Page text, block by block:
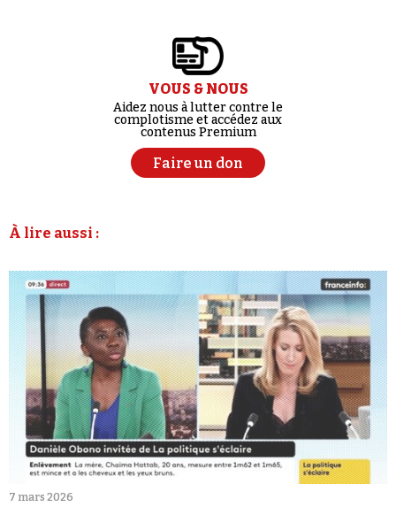
VOUS & NOUS
Aidez nous à lutter contre le
complotisme et accédez aux
contenus Premium
Faire un don
À lire aussi :
7 mars 2026